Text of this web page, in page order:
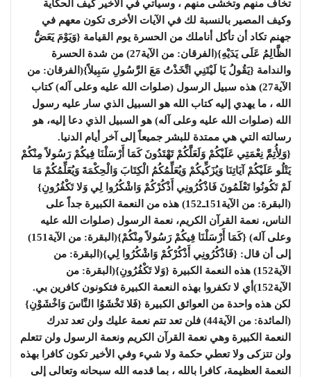
تخاف منهم وتخشى منهم ، وسيأتي في الأخير كيف الحكاية
وكيف المصير بالنسبة لك في الآيات الأخرى تكون معهم في
جهنم تكاد أن تأكل أناملك من الحسرة يوم القيامة {وَيَوْمَ يَعَضُّ
الظَّالِمُ عَلَى يَدَيْهِ}(الفرقان: من الآية27) من شدة الحسرة
والندامة {يَقُولُ يَا لَيْتَنِي اتَّخَذْتُ مَعَ الرَّسُولِ سَبِيلاً}(الفرقان: من
الآية27) هذه سبيل الرسول (صلوات الله عليه وعلى آله) كتاب
الله ، ما يهدي إليه كتاب الله هو السبيل الذي سار عليه رسول
الله (صلوات الله عليه وعلى آله) هو السبيل الذي دعا إليه، هو
رسالته التي هي ممتدة للبشر جميعاً إلى آخر أيام الدنيا.
{وَلِأُتِمَّ نِعْمَتِي عَلَيْكُمْ وَلَعَلَّكُمْ تَهْتَدُونَ كَمَا أَرْسَلْنَا فِيكُمْ رَسُولاً مِنْكُمْ
يَتْلُو عَلَيْكُمْ آيَاتِنَا وَيُزَكِّيكُمْ وَيُعَلِّمُكُمُ الْكِتَابَ وَالْحِكْمَةَ وَيُعَلِّمُكُمْ مَا
لَمْ تَكُونُوا تَعْلَمُونَ فَاذْكُرُونِي أَذْكُرْكُمْ وَاشْكُرُوا لِي وَلا تَكْفُرُونِ}
(البقرة: من الآية151ـ152) هذه من النعمة الكبيرة جداً على
الناس، نعمة القرآن الكريم، نعمة الرسول (صلوات الله عليه
وعلى آله) {كَمَا أَرْسَلْنَا فِيكُمْ رَسُولاً مِنْكُمْ}(البقرة: من الآية151)
إلى أن قال: {فَاذْكُرُونِي أَذْكُرْكُمْ وَاشْكُرُوا لِي}(البقرة: من
الآية152) هذه النعمة الكبيرة {وَلا تَكْفُرُونِ}(البقرة: من
الآية152)أي لا تكفروا بهذه النعمة الكبيرة فتكونون كافرين بي.
لكن هذه واحدة من العوائق الكبيرة {فَلا تَخْشَوُا النَّاسَ وَاخْشَوْنِ}
(المائدة: من الآية44) فلن تعد تتم نعمة عليك ولن تعد تدرك
النعمة الكبيرة وهي نعمة القرآن الكريم ونعمة الرسول ولن تتعلم
ولن تتزكى ولا تعطي حكمة ولا شيء وفي الأخير تكون كافرا بهذه
النعمة العظيمة، كافرا بالله ، بما قدمه الله سبحانه وتعالى إلى